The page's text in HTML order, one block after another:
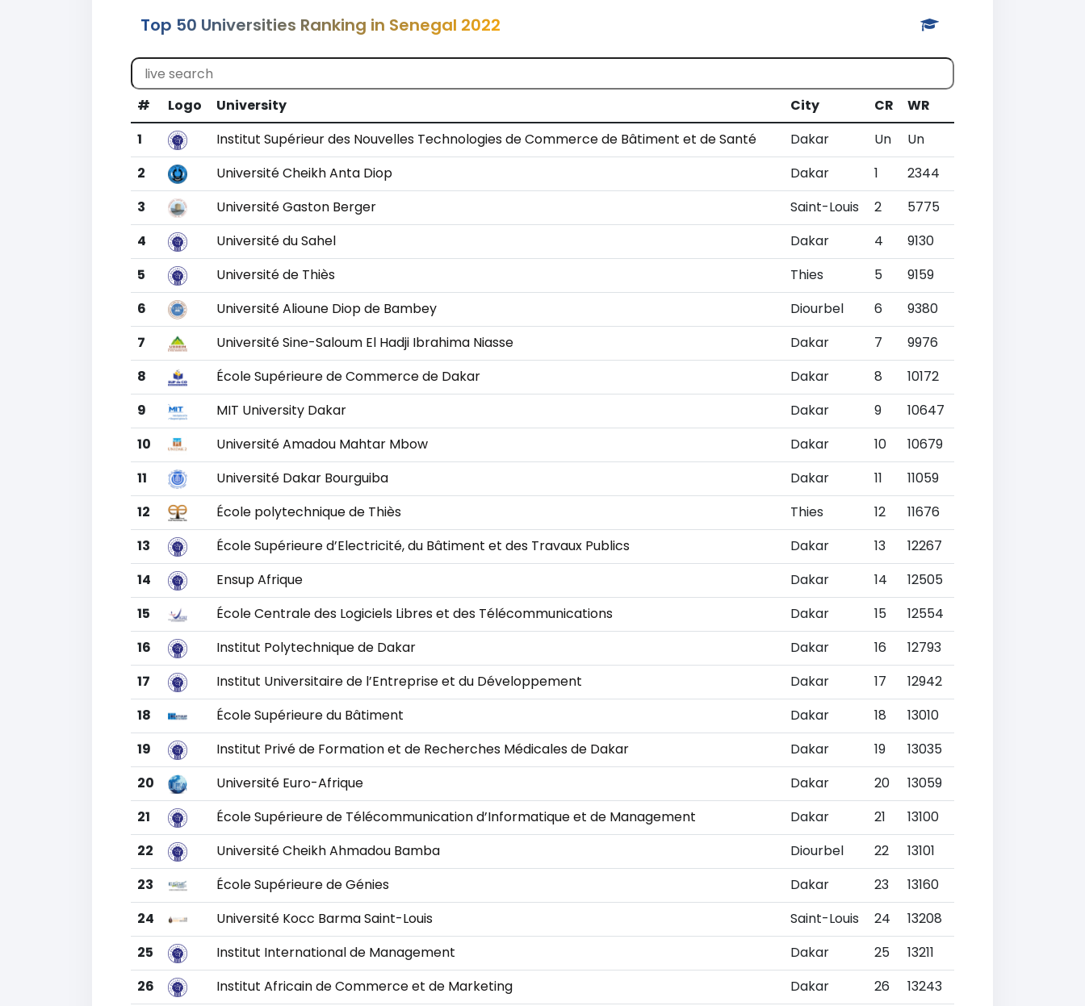
Top 50 Universities Ranking in Senegal 2022
# Logo University City CR
WR
1
Institut Supérieur des Nouvelles Technologies de Commerce de Bâtiment et de Santé Dakar Un
Un
2
Université Cheikh Anta Diop Dakar 1
2344
3
Université Gaston Berger Saint-Louis 2
5775
4
Université du Sahel Dakar 4
9130
5
Université de Thiès Thies 5
9159
6
Université Alioune Diop de Bambey Diourbel 6
9380
7
Université Sine-Saloum El Hadji Ibrahima Niasse Dakar 7
9976
8
École Supérieure de Commerce de Dakar Dakar 8
10172
9
MIT University Dakar Dakar 9
10647
10
Université Amadou Mahtar Mbow Dakar 10
10679
11
Université Dakar Bourguiba Dakar 11
11059
12
École polytechnique de Thiès Thies 12
11676
13
École Supérieure d’Electricité, du Bâtiment et des Travaux Publics Dakar 13
12267
14
Ensup Afrique Dakar 14
12505
15
École Centrale des Logiciels Libres et des Télécommunications Dakar 15
12554
16
Institut Polytechnique de Dakar Dakar 16
12793
17
Institut Universitaire de l’Entreprise et du Développement Dakar 17
12942
18
École Supérieure du Bâtiment Dakar 18
13010
19
Institut Privé de Formation et de Recherches Médicales de Dakar Dakar 19
13035
20
Université Euro-Afrique Dakar 20
13059
21
École Supérieure de Télécommunication d’Informatique et de Management Dakar 21
13100
22
Université Cheikh Ahmadou Bamba Diourbel 22
13101
23
École Supérieure de Génies Dakar 23
13160
24
Université Kocc Barma Saint-Louis Saint-Louis 24
13208
25
Institut International de Management Dakar 25
13211
26
Institut Africain de Commerce et de Marketing Dakar 26 13243